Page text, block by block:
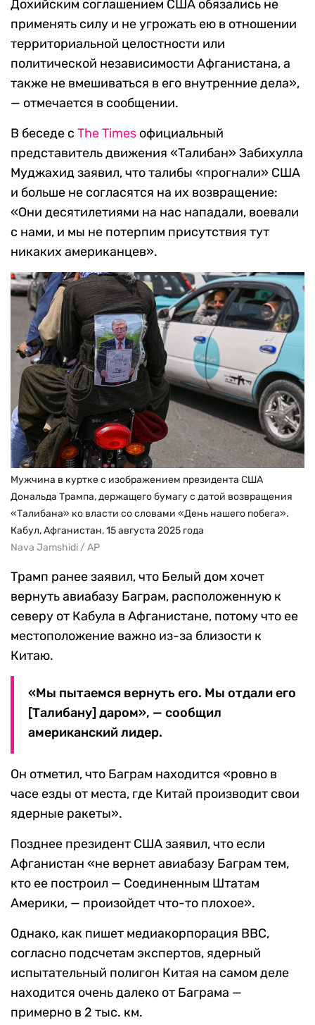
Дохийским соглашением США обязались не
применять силу и не угрожать ею в отношении
территориальной целостности или
политической независимости Афганистана, а
также не вмешиваться в его внутренние дела»,
— отмечается в сообщении.
В беседе с The Times официальный
представитель движения «Талибан» Забихулла
Муджахид заявил, что талибы «прогнали» США
и больше не согласятся на их возвращение:
«Они десятилетиями на нас нападали, воевали
с нами, и мы не потерпим присутствия тут
никаких американцев».
Мужчина в куртке с изображением президента США
Дональда Трампа, держащего бумагу с датой возвращения
«Талибана» ко власти со словами «День нашего побега».
Кабул, Афганистан, 15 августа 2025 года
Nava Jamshidi / AP
Трамп ранее заявил, что Белый дом хочет
вернуть авиабазу Баграм, расположенную к
северу от Кабула в Афганистане, потому что ее
местоположение важно из-за близости к
Китаю.
«Мы пытаемся вернуть его. Мы отдали его
[Талибану] даром», — сообщил
американский лидер.
Он отметил, что Баграм находится «ровно в
часе езды от места, где Китай производит свои
ядерные ракеты».
Позднее президент США заявил, что если
Афганистан «не вернет авиабазу Баграм тем,
кто ее построил — Соединенным Штатам
Америки, — произойдет что-то плохое».
Однако, как пишет медиакорпорация BBC,
согласно подсчетам экспертов, ядерный
испытательный полигон Китая на самом деле
находится очень далеко от Баграма —
примерно в 2 тыс. км.